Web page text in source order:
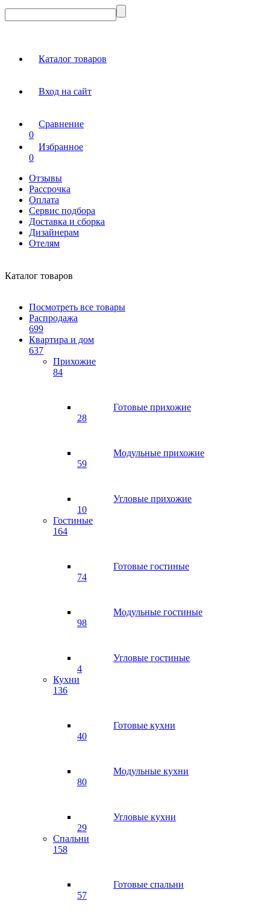
Каталог товаров
Вход на сайт
Сравнение
0
Избранное
0
Отзывы
Рассрочка
Оплата
Сервис подбора
Доставка и сборка
Дизайнерам
Отелям
Каталог товаров
Посмотреть все товары
Распродажа
699
Квартира и дом
637
Прихожие
84
Готовые прихожие
28
Модульные прихожие
59
Угловые прихожие
10
Гостиные
164
Готовые гостиные
74
Модульные гостиные
98
Угловые гостиные
4
Кухни
136
Готовые кухни
40
Модульные кухни
80
Угловые кухни
29
Спальни
158
Готовые спальни
57